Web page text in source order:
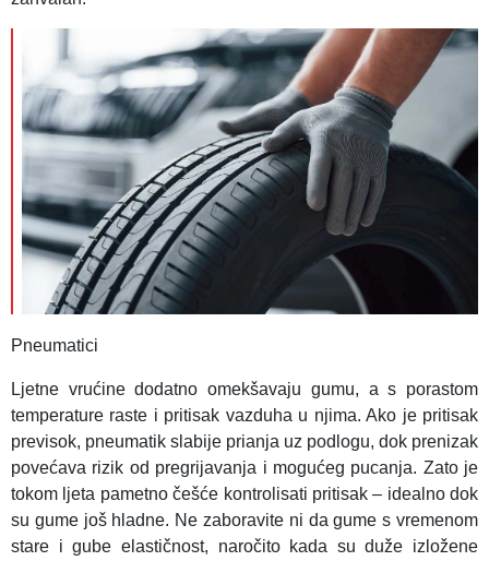
Pneumatici
Ljetne vrućine dodatno omekšavaju gumu, a s porastom
temperature raste i pritisak vazduha u njima. Ako je pritisak
previsok, pneumatik slabije prianja uz podlogu, dok prenizak
povećava rizik od pregrijavanja i mogućeg pucanja. Zato je
tokom ljeta pametno češće kontrolisati pritisak – idealno dok
su gume još hladne. Ne zaboravite ni da gume s vremenom
stare i gube elastičnost, naročito kada su duže izložene